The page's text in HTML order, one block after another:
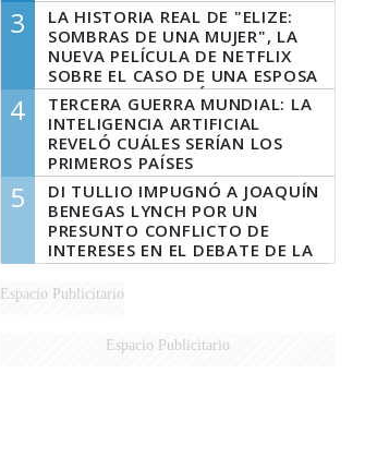
3
LA HISTORIA REAL DE "ELIZE:
SOMBRAS DE UNA MUJER", LA
NUEVA PELÍCULA DE NETFLIX
SOBRE EL CASO DE UNA ESPOSA
QUE DESCUARTIZÓ A SU
MARIDO
4
TERCERA GUERRA MUNDIAL: LA
INTELIGENCIA ARTIFICIAL
REVELÓ CUÁLES SERÍAN LOS
PRIMEROS PAÍSES
LATINOAMERICANOS EN SER
DERROTADOS
5
DI TULLIO IMPUGNÓ A JOAQUÍN
BENEGAS LYNCH POR UN
PRESUNTO CONFLICTO DE
INTERESES EN EL DEBATE DE LA
LEY DE TIERRAS
Espacio Publicitario
Espacio Publicitario